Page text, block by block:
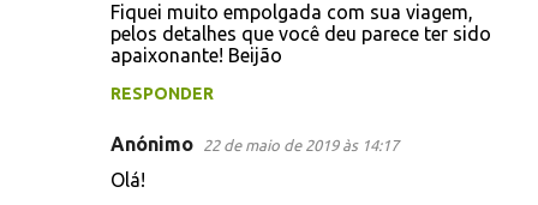
Fiquei muito empolgada com sua viagem,
pelos detalhes que você deu parece ter sido
apaixonante! Beijão
RESPONDER
Anónimo 22 de maio de 2019 às 14:17
Olá!